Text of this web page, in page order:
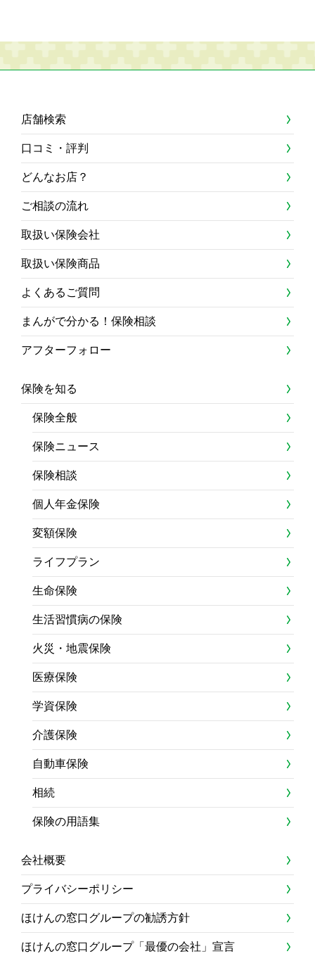
店舗検索
口コミ・評判
どんなお店？
ご相談の流れ
取扱い保険会社
取扱い保険商品
よくあるご質問
まんがで分かる！保険相談
アフターフォロー
保険を知る
保険全般
保険ニュース
保険相談
個人年金保険
変額保険
ライフプラン
生命保険
生活習慣病の保険
火災・地震保険
医療保険
学資保険
介護保険
自動車保険
相続
保険の用語集
会社概要
プライバシーポリシー
ほけんの窓口グループの勧誘方針
ほけんの窓口グループ「最優の会社」宣言